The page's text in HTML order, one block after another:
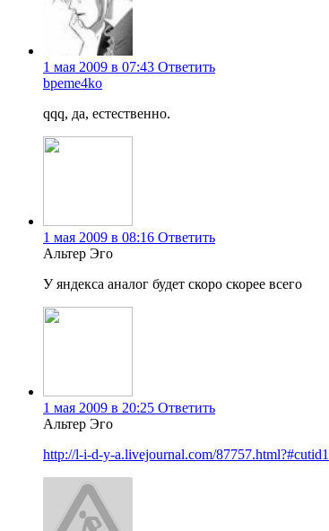
1 мая 2009 в 07:43 Ответить
bpeme4ko
qqq, да, естественно.
1 мая 2009 в 08:16 Ответить
Альтер Эго
У яндекса аналог будет скоро скорее всего
1 мая 2009 в 20:25 Ответить
Альтер Эго
http://l-i-d-y-a.livejournal.com/87757.html?#cutid1